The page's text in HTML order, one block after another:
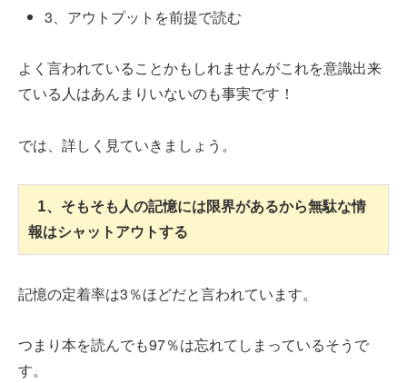
3、アウトプットを前提で読む
よく言われていることかもしれませんがこれを意識出来
ている人はあんまりいないのも事実です！
では、詳しく見ていきましょう。
報はシャットアウトする
記憶の定着率は3％ほどだと言われています。
つまり本を読んでも97％は忘れてしまっているそうで
す。